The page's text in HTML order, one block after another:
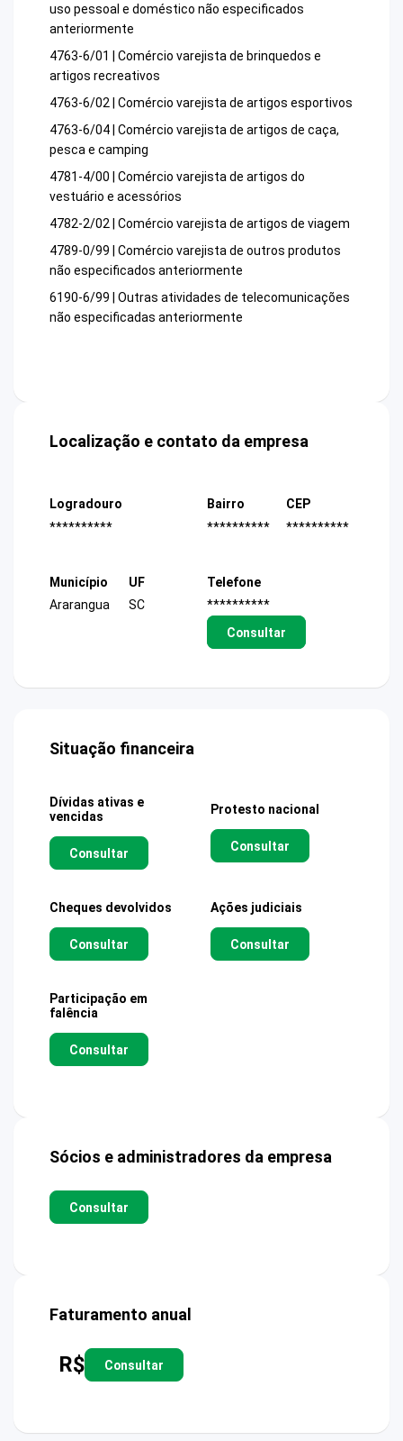
uso pessoal e doméstico não especificados
anteriormente
4763-6/01 | Comércio varejista de brinquedos e
artigos recreativos
4763-6/02 | Comércio varejista de artigos esportivos
4763-6/04 | Comércio varejista de artigos de caça,
pesca e camping
4781-4/00 | Comércio varejista de artigos do
vestuário e acessórios
4782-2/02 | Comércio varejista de artigos de viagem
4789-0/99 | Comércio varejista de outros produtos
não especificados anteriormente
6190-6/99 | Outras atividades de telecomunicações
não especificadas anteriormente
Localização e contato da empresa
Logradouro
**********
Bairro
**********
CEP
**********
Município
Ararangua
UF
SC
Telefone
**********
Consultar
Situação financeira
Dívidas ativas e
vencidas
Consultar
Protesto nacional
Consultar
Cheques devolvidos
Consultar
Ações judiciais
Consultar
Participação em
falência
Consultar
Sócios e administradores da empresa
Consultar
Faturamento anual
R$ Consultar